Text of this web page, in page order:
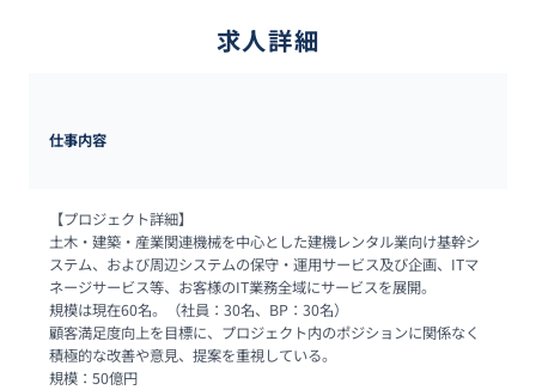
求人詳細
仕事内容
【プロジェクト詳細】
土木・建築・産業関連機械を中心とした建機レンタル業向け基幹シ
ステム、および周辺システムの保守・運用サービス及び企画、ITマ
ネージサービス等、お客様のIT業務全域にサービスを展開。
規模は現在60名。（社員：30名、BP：30名）
顧客満足度向上を目標に、プロジェクト内のポジションに関係なく
積極的な改善や意見、提案を重視している。
規模：50億円